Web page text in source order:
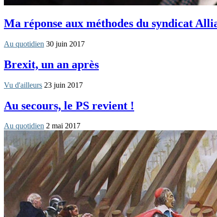
Ma réponse aux méthodes du syndicat
Au quotidien 30 juin 2017
Brexit, un an après
Vu d'ailleurs 23 juin 2017
Au secours, le PS revient !
Au quotidien 2 mai 2017